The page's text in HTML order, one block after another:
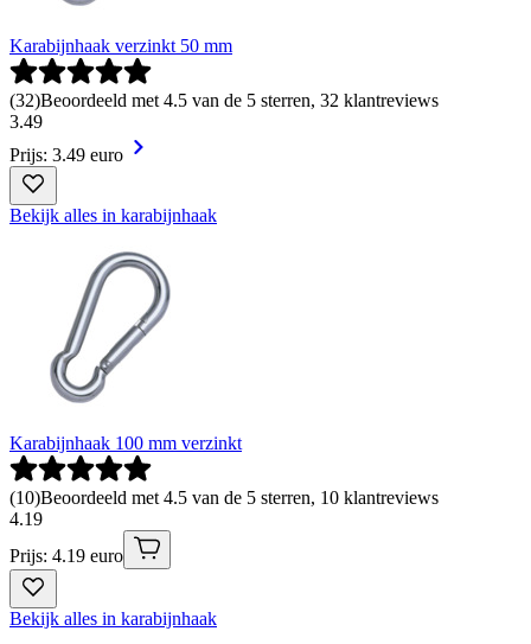
Karabijnhaak verzinkt 50 mm
(32)Beoordeeld met 4.5 van de 5 sterren, 32 klantreviews
3.49
Prijs: 3.49 euro
Bekijk alles in karabijnhaak
Karabijnhaak 100 mm verzinkt
(10)Beoordeeld met 4.5 van de 5 sterren, 10 klantreviews
4.19
Prijs: 4.19 euro
Bekijk alles in karabijnhaak